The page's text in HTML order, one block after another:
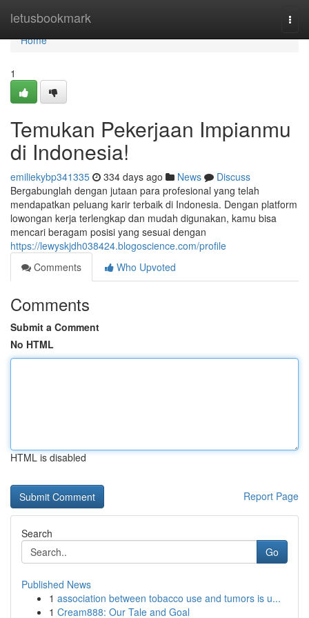
letusbookmark
Home
Home
1
Temukan Pekerjaan Impianmu
di Indonesia!
emiliekybp341335 334 days ago News
Discuss
Bergabunglah dengan jutaan para profesional yang telah
mendapatkan peluang karir terbaik di Indonesia. Dengan platform
lowongan kerja terlengkap dan mudah digunakan, kamu bisa
mencari beragam posisi yang sesuai dengan
https://lewyskjdh038424.blogoscience.com/profile
Comments
Who Upvoted
Comments
Submit a Comment
No HTML
HTML is disabled
Report Page
Search
Go
Published News
1 association between tobacco use and tumors is u...
1 Cream888: Our Tale and Goal